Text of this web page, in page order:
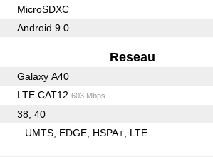
MicroSDXC
Android 9.0
Reseau
Galaxy A40
LTE CAT12 603 Mbps
38, 40
UMTS EDGE HSPA+ LTE